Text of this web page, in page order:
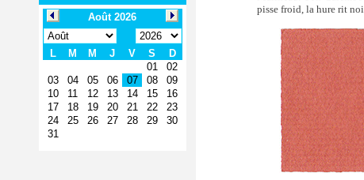
pisse froid, la hure rit